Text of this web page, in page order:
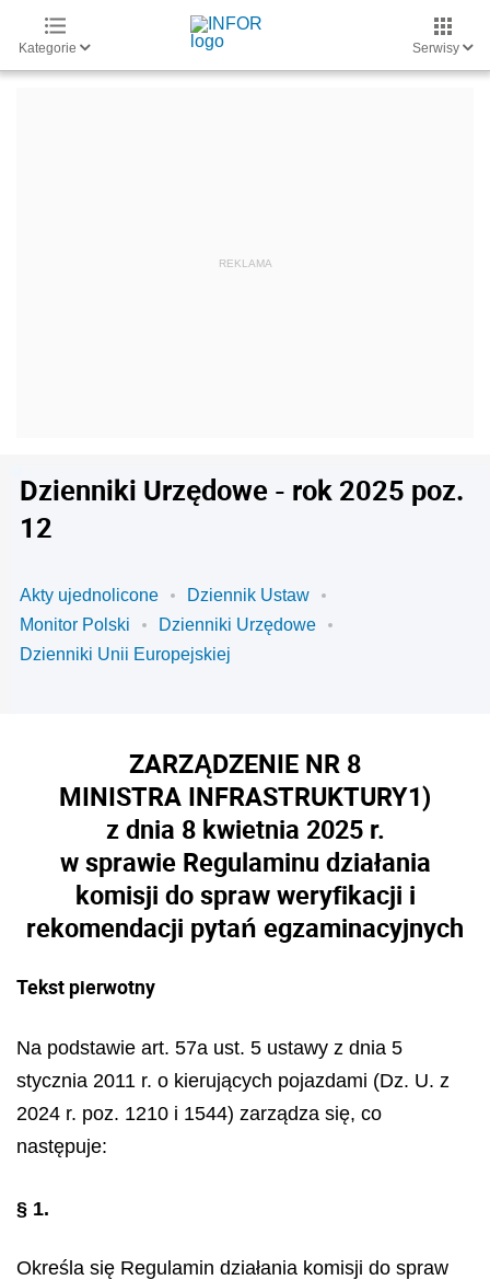
Kategorie Serwisy
Dzienniki Urzędowe - rok 2025 poz.
12
Akty ujednolicone
Dziennik Ustaw
Monitor Polski
Dzienniki Urzędowe
Dzienniki Unii Europejskiej
ZARZĄDZENIE NR 8
MINISTRA INFRASTRUKTURY1)
z dnia 8 kwietnia 2025 r.
w sprawie Regulaminu działania
komisji do spraw weryfikacji i
rekomendacji pytań egzaminacyjnych
Tekst pierwotny
Na podstawie art. 57a ust. 5 ustawy z dnia 5
stycznia 2011 r. o kierujących pojazdami (Dz. U. z
2024 r. poz. 1210 i 1544) zarządza się, co
następuje:
§ 1.
Określa się Regulamin działania komisji do spraw